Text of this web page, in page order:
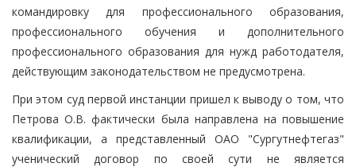
командировку для профессионального образования,
профессионального обучения и дополнительного
профессионального образования для нужд работодателя,
действующим законодательством не предусмотрена.
При этом суд первой инстанции пришел к выводу о том, что
Петрова О.В. фактически была направлена на повышение
квалификации, а представленный ОАО "Сургутнефтегаз"
ученический договор по своей сути не является